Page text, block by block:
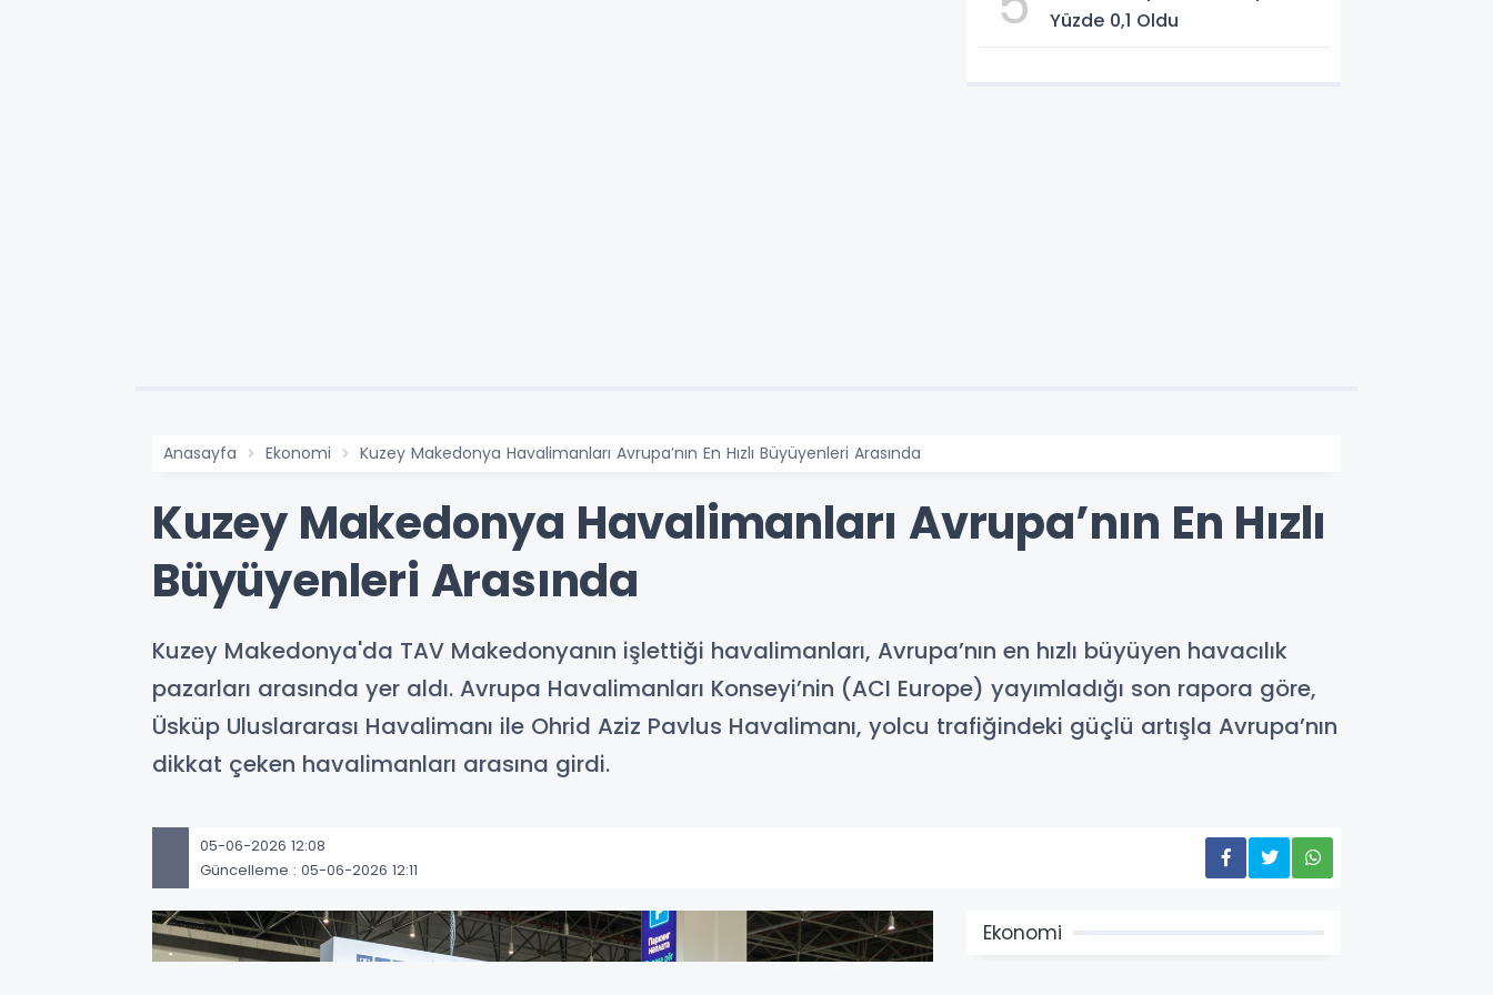
Yüzde 0,1 Oldu
Anasayfa Ekonomi Kuzey Makedonya Havalimanları Avrupa’nın En Hızlı Büyüyenleri Arasında
Kuzey Makedonya Havalimanları Avrupa’nın En Hızlı
Büyüyenleri Arasında
Kuzey Makedonya'da TAV Makedonyanın işlettiği havalimanları, Avrupa’nın en hızlı büyüyen havacılık
pazarları arasında yer aldı. Avrupa Havalimanları Konseyi’nin (ACI Europe) yayımladığı son rapora göre,
Üsküp Uluslararası Havalimanı ile Ohrid Aziz Pavlus Havalimanı, yolcu trafiğindeki güçlü artışla Avrupa’nın
dikkat çeken havalimanları arasına girdi.
05-06-2026 12:08
Güncelleme : 05-06-2026 12:11
Ekonomi